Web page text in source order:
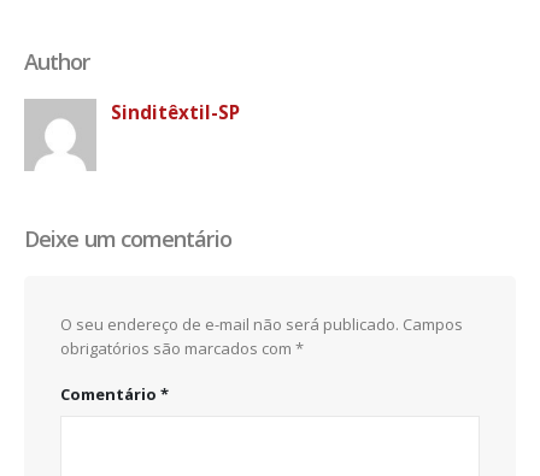
Author
Sinditêxtil-SP
Deixe um comentário
O seu endereço de e-mail não será publicado. Campos
obrigatórios são marcados com *
Comentário *